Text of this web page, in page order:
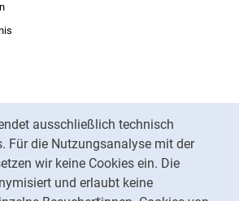
ausschließlich technisch
Für die Nutzungsanalyse mit der
wir keine Cookies ein. Die
und erlaubt keine